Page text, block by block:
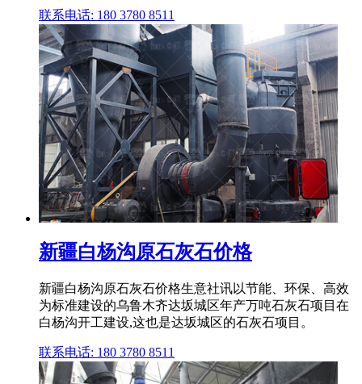
联系电话: 180 3780 8511
新疆白杨沟原石灰石价格
新疆白杨沟原石灰石价格生意社讯以节能、环保、高效
为标准建设的乌鲁木齐达坂城区年产万吨石灰石项目在
白杨沟开工建设,这也是达坂城区的石灰石项目。
联系电话: 180 3780 8511